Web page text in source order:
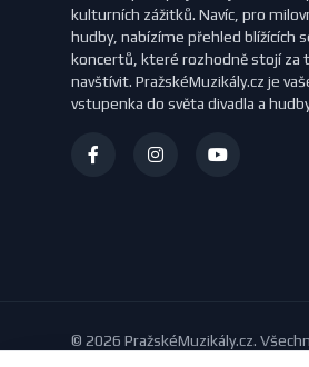
kulturních zážitků. Navíc, pro
hudby, nabízíme přehled blížících
koncertů, které rozhodně stojí za
navštívit. PražskéMuzikály.cz je
vstupenka do světa divadla a
© 2026 PražskéMuzikály.cz.